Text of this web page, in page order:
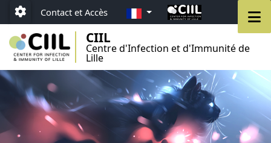
Aller au menu
Aller au contenu
Aller au pied de page
Paramétrage
Contact et Accès FR
CIIL
Centre d'Infection et d'Immunité de
Lille